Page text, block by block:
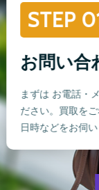
STEP
お問い合
まずは お電話・
ださい。買取を
日時などをお伺い